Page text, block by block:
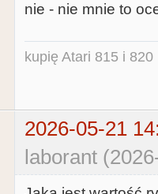
nie - nie mnie to
kupię Atari 815 i 820
2026-05-21
laborant